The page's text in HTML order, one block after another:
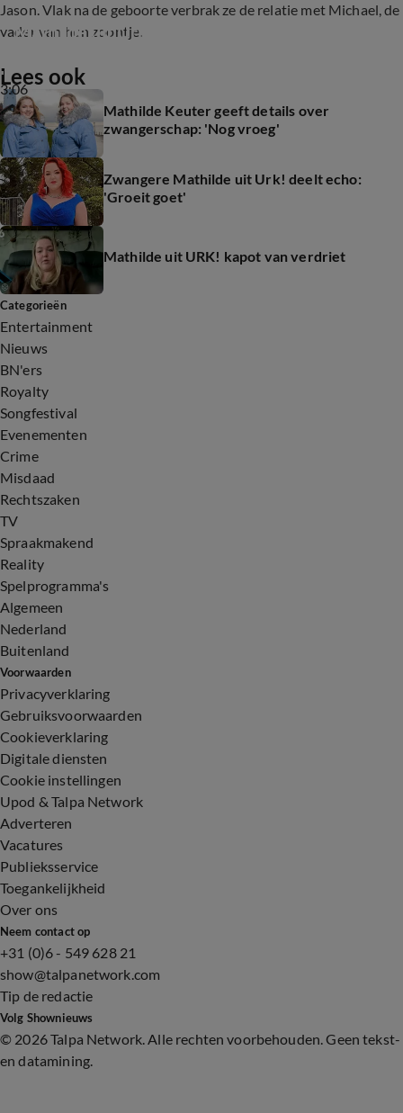
Jason. Vlak na de geboorte verbrak ze de relatie met Michael, de
vader van hun zoontje.
3:06
Mathilde uit Urk! is bevallen
Lees ook
Mathilde Keuter geeft details over
zwangerschap: 'Nog vroeg'
Zwangere Mathilde uit Urk! deelt echo:
'Groeit goet'
Mathilde uit URK! kapot van verdriet
Categorieën
Entertainment
Nieuws
BN'ers
Royalty
Songfestival
Evenementen
Crime
Misdaad
Rechtszaken
TV
Spraakmakend
Reality
Spelprogramma's
Algemeen
Nederland
Buitenland
Voorwaarden
Privacyverklaring
Gebruiksvoorwaarden
Cookieverklaring
Digitale diensten
Cookie instellingen
Upod & Talpa Network
Adverteren
Vacatures
Publieksservice
Toegankelijkheid
Over ons
Neem contact op
+31 (0)6 - 549 628 21
show@talpanetwork.com
Tip de redactie
Volg Shownieuws
© 2026 Talpa Network. Alle rechten voorbehouden. Geen tekst-
en datamining.